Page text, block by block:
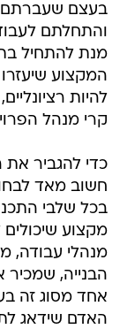
בעצם שעברתם
והתחלתם
מנת להתחיל
המקצוע
להיות
קרי מנהל
כדי להגביר
חשוב מאד
בכל שלבי
מקצוע
מנהלי עבודה,
הבנייה, שמכיר
אחד מסוג זה
האדם שידאג